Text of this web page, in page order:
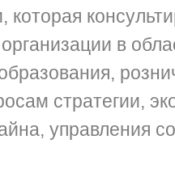
в
стратегии,
управления